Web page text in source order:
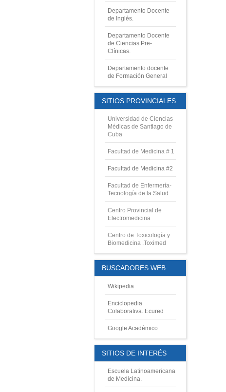
Departamento Docente
de Inglés.
Departamento Docente
de Ciencias Pre-
Clínicas.
Departamento docente
de Formación General
SITIOS PROVINCIALES
Universidad de Ciencias
Médicas de Santiago de
Cuba
Facultad de Medicina # 1
Facultad de Medicina #2
Facultad de Enfermería-
Tecnología de la Salud
Centro Provincial de
Electromedicina
Centro de Toxicología y
Biomedicina .Toximed
BUSCADORES WEB
Wikipedia
Enciclopedia
Colaborativa. Ecured
Google Académico
SITIOS DE INTERÉS
Escuela Latinoamericana
de Medicina.